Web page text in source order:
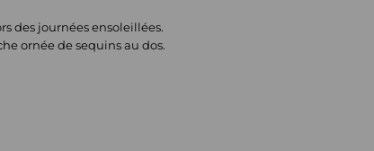
des journées ensoleillées.
ornée de sequins au dos.